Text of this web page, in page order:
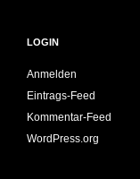
LOGIN
Anmelden
Eintrags-Feed
Kommentar-Feed
WordPress.org